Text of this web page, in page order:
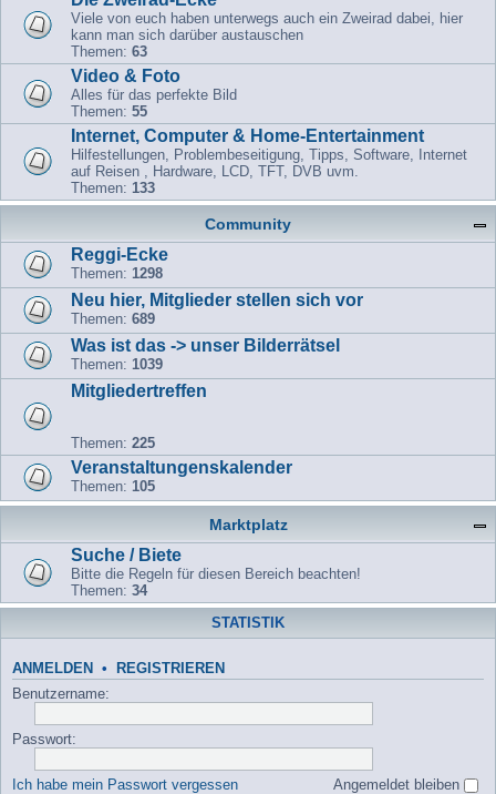
Viele von euch haben unterwegs auch ein Zweirad dabei, hier
kann man sich darüber austauschen
Themen: 63
Video & Foto
Alles für das perfekte Bild
Themen: 55
Internet, Computer & Home-Entertainment
Hilfestellungen, Problembeseitigung, Tipps, Software, Internet
auf Reisen , Hardware, LCD, TFT, DVB uvm.
Themen: 133
Community
Reggi-Ecke
Themen: 1298
Neu hier, Mitglieder stellen sich vor
Themen: 689
Was ist das -> unser Bilderrätsel
Themen: 1039
Mitgliedertreffen
Themen: 225
Veranstaltungenskalender
Themen: 105
Marktplatz
Suche / Biete
Bitte die Regeln für diesen Bereich beachten!
Themen: 34
STATISTIK
ANMELDEN • REGISTRIEREN
Benutzername:
Passwort:
Ich habe mein Passwort vergessen Angemeldet bleiben